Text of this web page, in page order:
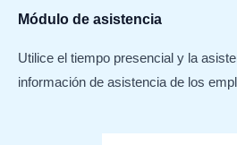
Módulo de asistencia
Utilice el tiempo presencial y la
información de asistencia de los